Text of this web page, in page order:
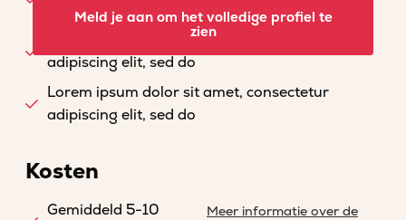
adipiscing elit, sed do
Lorem ipsum dolor sit amet, consectetur
adipiscing elit, sed do
Lorem ipsum dolor sit amet, consectetur
adipiscing elit, sed do
Meld je aan om het volledige profiel te
zien
Kosten
Gemiddeld 5-10
Meer informatie over de